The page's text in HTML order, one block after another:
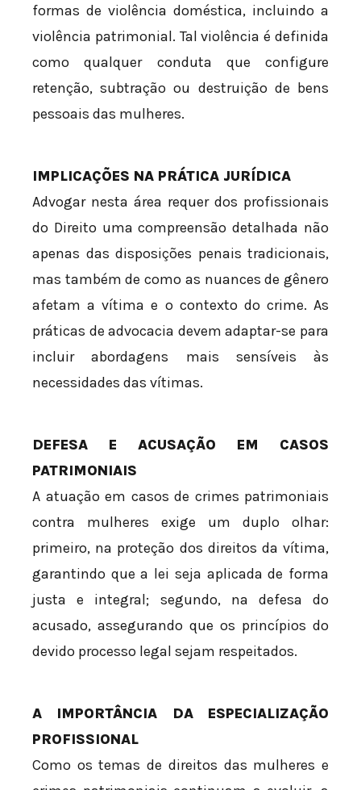
formas de violência doméstica, incluindo a
violência patrimonial. Tal violência é definida
como qualquer conduta que configure
retenção, subtração ou destruição de bens
pessoais das mulheres.
IMPLICAÇÕES NA PRÁTICA JURÍDICA
Advogar nesta área requer dos profissionais
do Direito uma compreensão detalhada não
apenas das disposições penais tradicionais,
mas também de como as nuances de gênero
afetam a vítima e o contexto do crime. As
práticas de advocacia devem adaptar-se para
incluir abordagens mais sensíveis às
necessidades das vítimas.
DEFESA E ACUSAÇÃO EM CASOS
PATRIMONIAIS
A atuação em casos de crimes patrimoniais
contra mulheres exige um duplo olhar:
primeiro, na proteção dos direitos da vítima,
garantindo que a lei seja aplicada de forma
justa e integral; segundo, na defesa do
acusado, assegurando que os princípios do
devido processo legal sejam respeitados.
A IMPORTÂNCIA DA ESPECIALIZAÇÃO
PROFISSIONAL
Como os temas de direitos das mulheres e